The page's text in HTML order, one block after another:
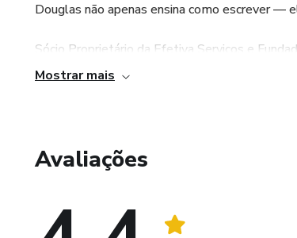
Douglas não apenas ensina como escrever —
Sócio Proprietário da Efetiva Serviços e
Mostrar mais
Avaliações